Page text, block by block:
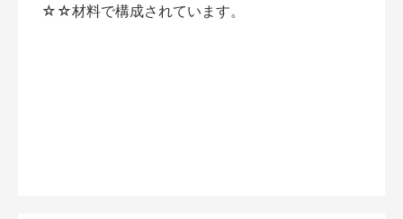
☆☆材料で構成されています。